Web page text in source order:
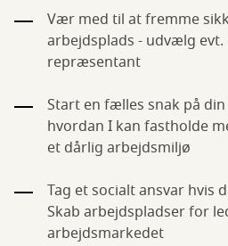
Vær med til at fremme
arbejdsplads - udvælg
repræsentant
Start en fælles snak på
hvordan I kan fastholde
et dårlig arbejdsmiljø
Tag et socialt ansvar hvis
Skab arbejdspladser for
arbejdsmarkedet